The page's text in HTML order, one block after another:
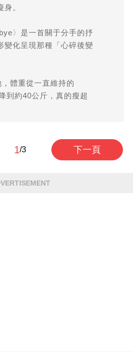
。
〉是一首關于分手的抒
變化呈現那種「心碎後變
體重從一直維持的
到約40公斤，真的瘦超
1/3 下一頁